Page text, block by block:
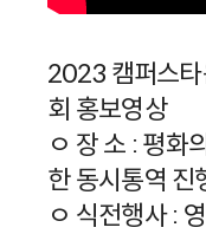
2023 캠퍼스타
회 홍보영상
ㅇ 장 소 : 평
한 동시통역 진
ㅇ 식전행사 :